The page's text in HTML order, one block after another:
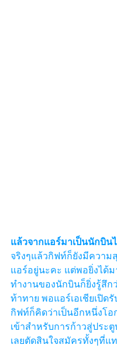
แล้วจากแอร์มาเป็นนักบิน
จริงๆแล้วกิฟท์ก็ยังมีความ
แอร์อยู่นะคะ แต่พอยิ่งได้ม
ทำงานของนักบินก็ยิ่งรู้สึก
ท้าทาย พอแอร์เอเชียเปิด
กิฟท์ก็คิดว่าเป็นอีกหนึ่งโ
เข้าสำหรับการก้าวสู่ประ
เลยตัดสินใจสมัครทั้งๆที่แ